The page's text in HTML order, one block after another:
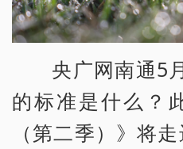
央广网南通5
的标准是什么？
（第二季）》将